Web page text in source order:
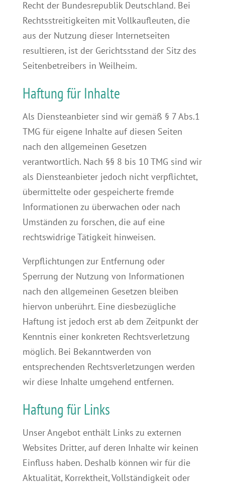
Recht der Bundesrepublik Deutschland. Bei
Rechtsstreitigkeiten mit Vollkaufleuten, die
aus der Nutzung dieser Internetseiten
resultieren, ist der Gerichtsstand der Sitz des
Seitenbetreibers in Weilheim.
Haftung für Inhalte
Als Diensteanbieter sind wir gemäß § 7 Abs.1
TMG für eigene Inhalte auf diesen Seiten
nach den allgemeinen Gesetzen
verantwortlich. Nach §§ 8 bis 10 TMG sind wir
als Diensteanbieter jedoch nicht verpflichtet,
übermittelte oder gespeicherte fremde
Informationen zu überwachen oder nach
Umständen zu forschen, die auf eine
rechtswidrige Tätigkeit hinweisen.
Verpflichtungen zur Entfernung oder
Sperrung der Nutzung von Informationen
nach den allgemeinen Gesetzen bleiben
hiervon unberührt. Eine diesbezügliche
Haftung ist jedoch erst ab dem Zeitpunkt der
Kenntnis einer konkreten Rechtsverletzung
möglich. Bei Bekanntwerden von
entsprechenden Rechtsverletzungen werden
wir diese Inhalte umgehend entfernen.
Haftung für Links
Unser Angebot enthält Links zu externen
Websites Dritter, auf deren Inhalte wir keinen
Einfluss haben. Deshalb können wir für die
Aktualität, Korrektheit, Vollständigkeit oder